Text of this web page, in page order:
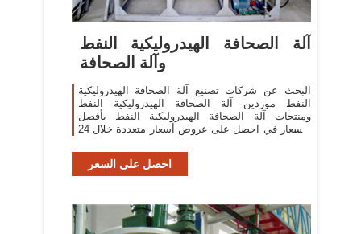
آلة الصحافة الهيدروليكية النفط
وآلة الصحافة
البحث عن شركات تصنيع آلة الصحافة الهيدروليكية
النفط موردين آلة الصحافة الهيدروليكية النفط
ومنتجات آلة الصحافة الهيدروليكية النفط بأفضل
الأسعار في احصل على عروض أسعار متعددة خلال 24
احصل على السعر